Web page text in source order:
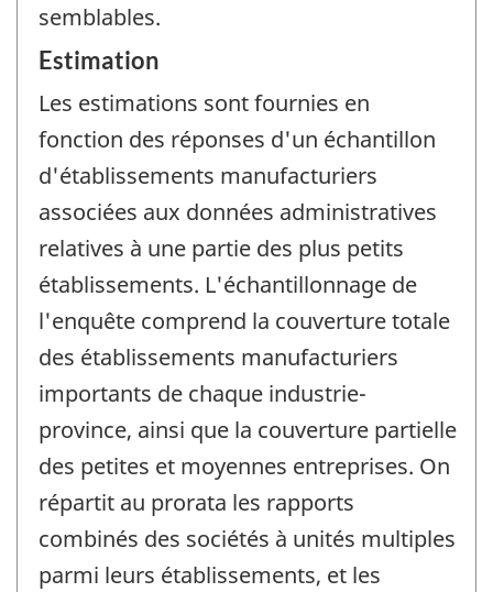
semblables.
Estimation
Les estimations sont fournies en
fonction des réponses d'un échantillon
d'établissements manufacturiers
associées aux données administratives
relatives à une partie des plus petits
établissements. L'échantillonnage de
l'enquête comprend la couverture totale
des établissements manufacturiers
importants de chaque industrie-
province, ainsi que la couverture partielle
des petites et moyennes entreprises. On
répartit au prorata les rapports
combinés des sociétés à unités multiples
parmi leurs établissements, et les